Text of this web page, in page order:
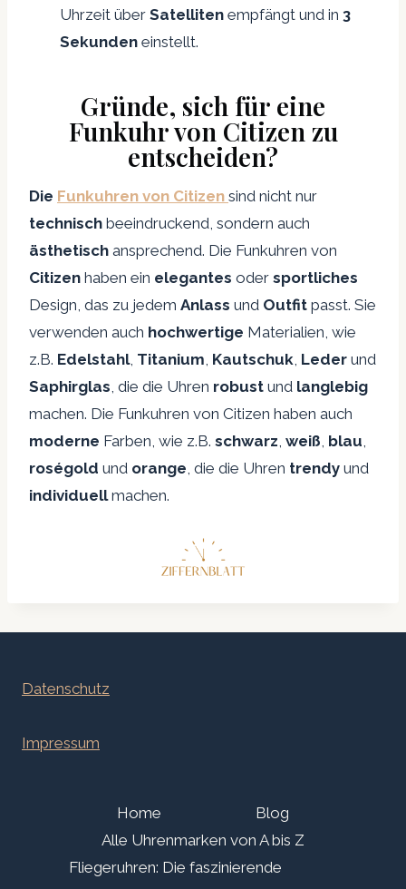
Uhrzeit über Satelliten empfängt und in 3
Sekunden einstellt.
Gründe, sich für eine
Funkuhr von Citizen zu
entscheiden?
Die Funkuhren von Citizen sind nicht nur
technisch beeindruckend, sondern auch
ästhetisch ansprechend. Die Funkuhren von
Citizen haben ein elegantes oder sportliches
Design, das zu jedem Anlass und Outfit passt. Sie
verwenden auch hochwertige Materialien, wie
z.B. Edelstahl, Titanium, Kautschuk, Leder und
Saphirglas, die die Uhren robust und langlebig
machen. Die Funkuhren von Citizen haben auch
moderne Farben, wie z.B. schwarz, weiß, blau,
roségold und orange, die die Uhren trendy und
individuellmachen.
Datenschutz
Impressum
Home
Blog
Alle Uhrenmarken von A bis Z
Fliegeruhren: Die faszinierende